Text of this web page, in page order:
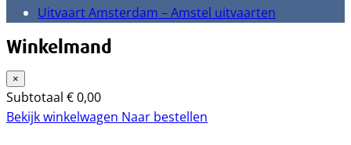
Uitvaart Amsterdam – Amstel uitvaarten
Winkelmand
×
Subtotaal €0,00
Bekijk winkelwagen Naar bestellen